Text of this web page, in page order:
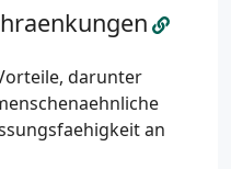
darunter
an